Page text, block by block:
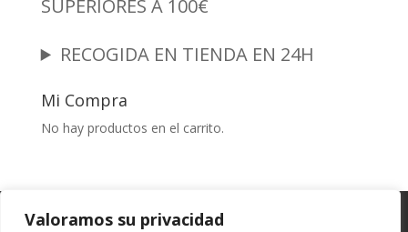
Valoramos su privacidad
SUPERIORES A 100€
RECOGIDA EN TIENDA EN 24H
Mi Compra
No hay productos en el carrito.
Garantia y Autenticidad